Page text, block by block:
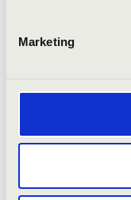
Marketing
Arts